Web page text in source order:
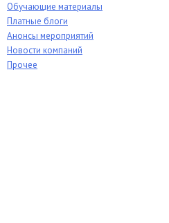
Обучающие материалы
Платные блоги
Анонсы мероприятий
Новости компаний
Прочее